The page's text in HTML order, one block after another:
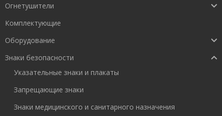
Огнетушители
Комплектующие
Оборудование
Знаки безопасности
Указательные знаки и плакаты
Запрещающие знаки
Знаки медицинского и санитарного назначения